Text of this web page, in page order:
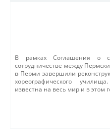
В рамках Соглашения о
сотрудничестве между
в Перми завершили
хореографического
известна на весь мир и в этом